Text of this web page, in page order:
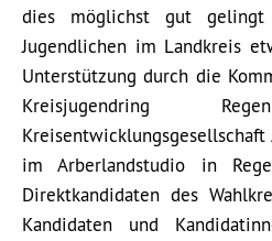
dies möglichst gut
Jugendlichen im Landkreis
Unterstützung durch die
Kreisjugendring
im Arberlandstudio in
Direktkandidaten des
Kandidaten und